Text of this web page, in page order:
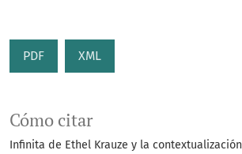
PDF XML
Cómo citar
Infinita de Ethel Krauze y la